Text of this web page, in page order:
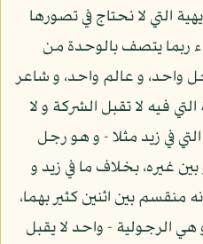
التي لا نحتاج في تصورها
ربما يتصف بالوحدة من
و عالم واحد، و شاعر
فيه لا تقبل الشركة و لا
في زيد مثلا - و هو رجل
غيره، بخلاف ما في زيد و
منقسم بين اثنين كثير بهما،
الرجولية - واحد لا يقبل